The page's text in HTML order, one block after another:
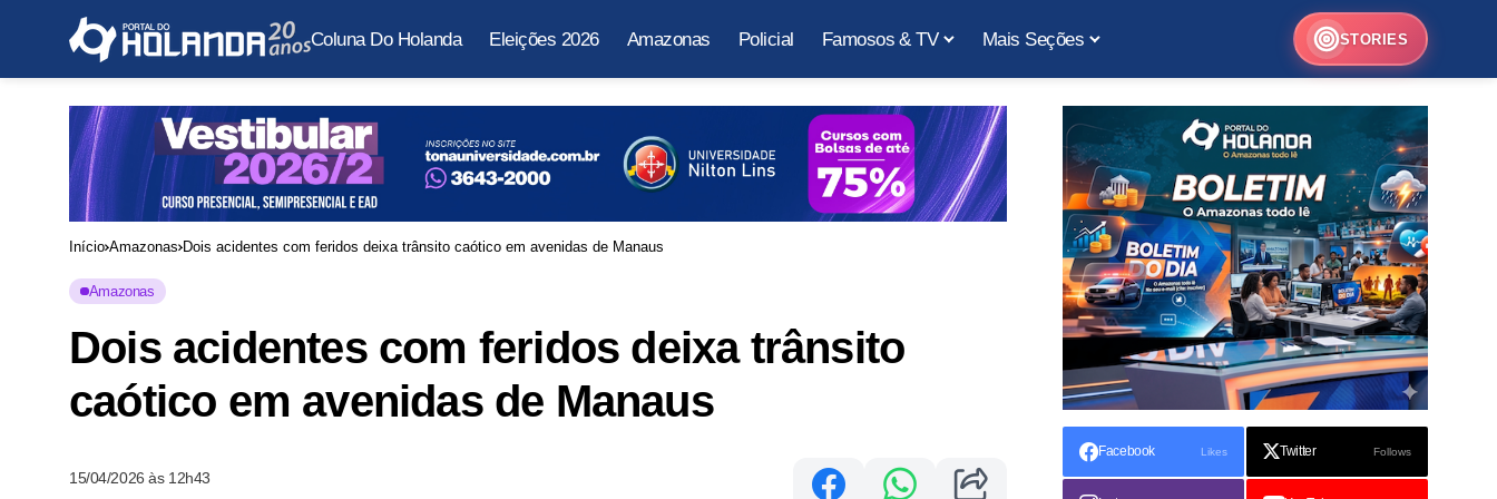
Coluna Do Holanda Eleições 2026 Amazonas Policial Famosos & TV Mais Seções STORIES
Início Amazonas Dois acidentes com feridos deixa trânsito caótico em avenidas de Manaus
Amazonas
Dois acidentes com feridos deixa trânsito
caótico em avenidas de Manaus
15/04/2026 às 12h43
Facebook Likes Twitter Follows